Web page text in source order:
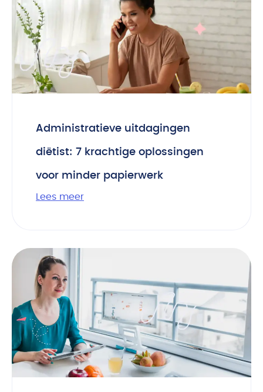
Administratieve uitdagingen
diëtist: 7 krachtige oplossingen
voor minder papierwerk
Lees meer